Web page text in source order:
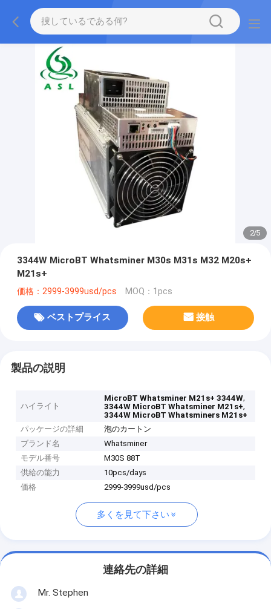
2/5
3344W MicroBT Whatsminer M30s M31s M32 M20s+
M21s+
価格：2999-3999usd/pcs MOQ：1pcs
ベストプライス 接触
製品の説明
ハイライト
MicroBT Whatsminer M21s+ 3344W,
3344W MicroBT Whatsminer M21s+,
3344W MicroBT Whatsminers M21s+
パッケージの詳細
泡のカートン
ブランド名
Whatsminer
モデル番号
M30S 88T
供給の能力
10pcs/days
価格
2999-3999usd/pcs
多くを見て下さい
連絡先の詳細
Mr. Stephen